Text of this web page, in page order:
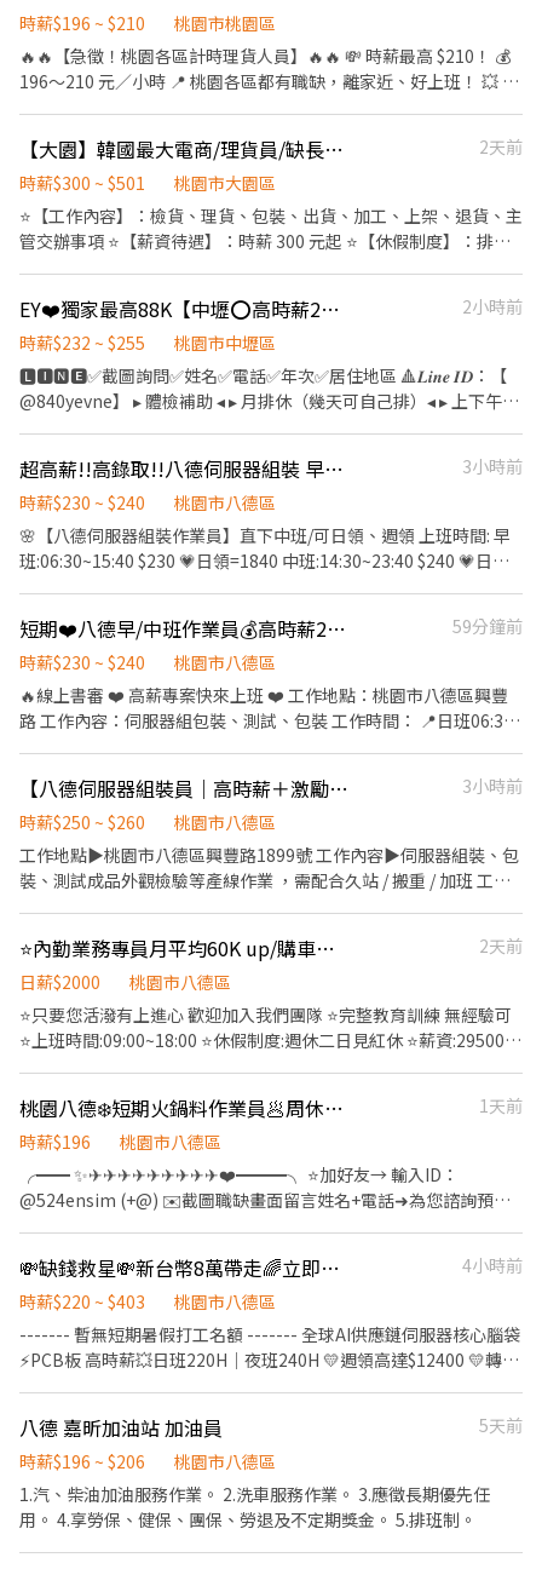
10天/週休二日/假日班 《上班地點》大園區建國路/大園區開和路/
大園區中山南路/觀音區寶倉街 -------------------------------------
---------------------- ⭐️職缺(二) 🔥月近75K🔥🌟書審即可.馬上上班
《工作內容》撿貨、理貨 ⏰《早班》09:00-18:00時薪245 ⏰《晚
班》15:00-0:00時薪275 ⏰《大夜》0:00-09:00時薪285 ⏰《晚八》
六日 可以自己選擇 《上班地點》大園區建國路/觀音寶倉街/楊梅區
梅獅路 ----------------------------------------------------------- 任
何時段都有職缺！任何時段都有職缺！ -----------------------------
------------------------------ 🚀【想賺錢真的別猶豫】 點擊下方加
https://lin.ee/TdGj1r1 ☎️➞0968-575-695 阿翰 📩 立即私訊+1 🚀
名額有限!!先搶先贏!!
時薪$196 ~ $210
桃園市桃園區
🔥🔥【急徵！桃園各區計時理貨人員】🔥🔥 💸 時薪最高 $210！ 💰
196～210 元／小時 📍 桃園各區都有職缺，離家近、好上班！ 💥 想
【工作內容】 ✅ 理貨 ✅ 貨物分類 ✅ 商品整理 ✅ 出貨作業 🕒【上班
時間】 🌆 中班｜16:00 ～ 貨量結束 🌙 夜班｜00:30 ～ 貨量結束 💯
想找一份穩定又好賺的工作嗎？ 💯 不用經驗，只要肯做，就有機會
穩定安排班別！ 📲 立即加入官方賴：@XINXU 📩 私訊留下： ✔ 姓
隊，一起賺錢！
【大園】韓國最大電商/理貨員/缺長派/高時薪300-501/免費交通車/1-RM
2天前
時薪$300 ~ $501
桃園市大園區
⭐【工作內容】：檢貨、理貨、包裝、出貨、加工、上架、退貨、主
管交辦事項 ⭐【薪資待遇】：時薪 300 元起 ⭐【休假制度】：排休
點】：桃園市大園區建國路102號 ⭐【注意事項】：需久站、搬重
⭐【法定項目／福利】：免費交通車、可日領、三節禮品或禮金、結
婚生育禮金、喪儀慰問金(到職滿一個月即可享有)
EY❤️獨家最高88K【中壢⭕高時薪255⭕等當兵可】班別自選.門市書審.週週領薪
2小時前
時薪$232 ~ $255
桃園市中壢區
🅻🅸🅽🅴✅截圖詢問✅姓名✅電話✅年次✅居住地區 🔺𝑳𝒊𝒏𝒆 𝑰𝑫：【
@840yevne】 ▸ 體檢補助 ◂ ▸ 月排休（幾天可自己排）◂ ▸ 上下午各
或禮品(到職滿三個月享有)◂ 【 職缺介紹 】 ✅ 工作產品 : 知名超商
的食品加工/便當/御飯糰/涼麵/沙拉/三明治 ✅ 工作內容 : 食品製作烹
調、料理、配料加工、包裝、前置(洗食材)、調理(料理食材) ✅ 廠區
地址 : 中壢區自強一路(中壢工業區) ✅ 薪資說明 : ⭕日班 220~232/H
班) ✅ 日班時段 : ★06:00～14:45★06:30～15:15★07:00～
15:45★07:30～16:15★08:00～16:45★08:30～17:15 ✅ 中班時段 :
22:45★14:30-23:15★15:00-23:45★15:30-00:15★16:00-00:45 ✅
夜班時段 :
(每半小時為一個班別)
超高薪!!高錄取!!八德伺服器組裝 早班$1840 中班$1920/周休二日
3小時前
時薪$230 ~ $240
桃園市八德區
🌸【八德伺服器組裝作業員】直下中班/可日領、週領 上班時間: 早
班:06:30~15:40 $230 💗日領=1840 中班:14:30~23:40 $240 💗日領
https://lin.ee/nJdeMDo 曹小姐哀低@da17888(務必加@)
短期❤️八德早/中班作業員💰高時薪230-240👉🏻日週領
59分鐘前
時薪$230 ~ $240
桃園市八德區
🔥線上書審 ❤️ 高薪專案快來上班 ❤️ 工作地點：桃園市八德區興豐
路 工作內容：伺服器組包裝、測試、包裝 工作時間： 📍日班06:30-
230/H 💰中班 時薪240/H 用餐：自理 (有冰箱 微波爐) 休假：週休二
日 截圖加綠色軟體ID：@300iqihe 找嘉嘉 電洽：0973913172 找嘉
嘉
【八德伺服器組裝員｜高時薪＋激勵獎金｜日／中班任選｜高薪可達57K】【可日週領】
3小時前
時薪$250 ~ $260
桃園市八德區
工作地點▶️桃園市八德區興豐路1899號 工作內容▶️伺服器組裝、包
裝、測試成品外觀檢驗等產線作業 ，需配合久站 / 搬重 / 加班 工作
方式▶️休六日 薪資架構▶️ 為提升穩定度與吸引力，線上人員同步調
整👇 日班： 230 + 20 激勵獎金／時 中班： 240 + 20 激勵獎金／時
激勵條件： 足月人員每月最多出勤異常僅能1 次 不足月人員當月不
得出勤異常 ✨請投履歷or截圖+賴優先安排唷 (請賴為主，手機撥打
方便: https://lin.ee/YEJU4eS
⭐️內勤業務專員月平均60K up/購車補助/每年國內外員工旅遊
2天前
日薪$2000
桃園市八德區
⭐️只要您活潑有上進心 歡迎加入我們團隊 ⭐️完整教育訓練 無經驗可
⭐️上班時間:09:00~18:00 ⭐️休假制度:週休二日見紅休 ⭐️薪資:29500-
工旅遊 3.購車補助(汽車) ⭐️工作內容: 1.人才招募 2.協助面試報到 3.
廠商維護 4.主管交辦事項 只要您有拚勁 想實現財務自由 歡迎加入我
們團隊 ▃▃▃▃▃▃▃報名方式▃▃▃▃▃▃▃▃▃ 陳先
生:0985858976 ⭐️⭐️賴ID同電話號碼⭐️⭐️
桃園八德❄️短期火鍋料作業員🥟周休六日🍱工作簡單🍱短期高錄取💰免經驗-UR
1天前
時薪$196
桃園市八德區
╭━━ ✨✈✈✈✈✈✈✈✈✈❤️━━━╮ ⭐️加好友→ 輸入ID：
@524ensim (+@) ✉️截圖職缺畫面留言姓名+電話➜為您諮詢預約
知名食品大廠急徵 📅工期！8/17報到 🔥到 116/02/03（表現佳有機
會延長至2月底） 💼無經驗可｜周休二日｜冷氣低溫廠｜優信加碼
補助500元！ 📍工作地點： 桃園市八德區榮興路 💼 工作內容 🥟 食
品生產線作業 ✔️ 食品填充 ✔️ 包裝、貼標 ✔️ 裝箱、搬運 ✔️ 棧板堆疊
加班，週六偶爾加班（頻率不高） 💰 薪資福利 💵 時薪 $196 💰 加班
費依勞基法另計 📌 工作環境 ❄️低溫冷氣廠 🧥 須穿食品防塵服 📦 有
備便當（有加熱設備）/ ✔️ 可代訂便當 ✔️ 可外出用餐 ✅ 應徵條件 ⚠️
上班不可化妝、擦香水或使用濃烈香味用品 ⚠️ 能接受低溫環境及站
立流線作業 ✔️ 一年內供膳體檢即可 /⚠️ 報到當天須提供體檢報告
💸缺錢救星💸新台幣8萬帶走🌈立即上工🌈高薪天花板🌈無經驗OK💥週領12400
4小時前
時薪$220 ~ $403
桃園市八德區
------- 暫無短期暑假打工名額 ------- 全球AI供應鏈伺服器核心腦袋
⚡PCB板 高時薪💥日班220H｜夜班240H 💛週領高達$12400 💛轉正
─────────────────── 【工作內容】PCB機台
操作、檢驗、測試、品檢 【休假制度】月排休 【工作地點】龍潭工
二路 【工作時段&薪資】-含津貼及加班- ❤️日班08:00~20:10 時薪
220H 薪約$59,694~$77,881 ❤️夜班20:00~08:10 時薪240H 薪約
八德 嘉昕加油站 加油員
5天前
時薪$196 ~ $206
桃園市八德區
1.汽、柴油加油服務作業。 2.洗車服務作業。 3.應徵長期優先任
用。 4.享勞保、健保、團保、勞退及不定期獎金。 5.排班制。